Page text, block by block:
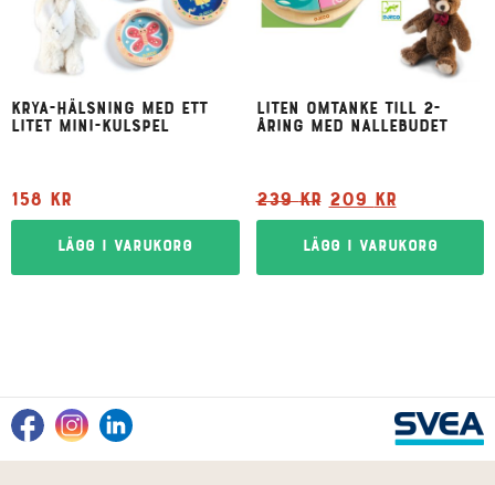
Krya-hälsning med ett
litet mini-kulspel
158 kr
Lägg i varukorg
Liten omtanke till 2-
åring med Nallebudet
239kr 209 kr
Lägg i varukorg